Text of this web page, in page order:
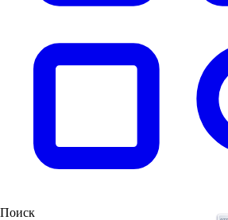
Поиск